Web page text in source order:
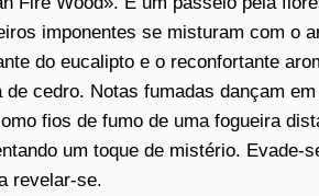
imponentes se misturam com o
do eucalipto e o reconfortante
de cedro. Notas fumadas dançam
fios de fumo de uma fogueira
um toque de mistério. Evade-
revelar-se.